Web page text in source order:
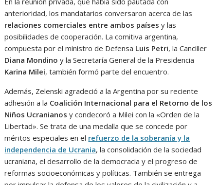
anterioridad, los mandatarios conversaron acerca de las
relaciones comerciales entre ambos paísesy las
posibilidades de cooperación. La comitiva argentina,
compuesta por el ministro de Defensa Luis Petri, la Canciller
Diana Mondino y la Secretaría General de la Presidencia
Karina Milei, también formó parte del encuentro.
Además, Zelenski agradeció a la Argentina por su reciente
adhesión a la Coalición Internacional para el Retorno de los
Niños Ucranianos y condecoró a Milei con la «Orden de la
Libertad». Se trata de una medalla que se concede por
méritos especiales en el refuerzo de la soberanía y la
independencia de Ucrania, la consolidación de la sociedad
ucraniana, el desarrollo de la democracia y el progreso de
reformas socioeconómicas y políticas. También se entrega